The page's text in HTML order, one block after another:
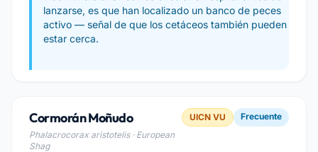
lanzarse, es que han localizado un banco de peces
activo — señal de que los cetáceos también pueden
estar cerca.
Cormorán Moñudo
Phalacrocorax aristotelis · European
Shag
UICN VU Frecuente